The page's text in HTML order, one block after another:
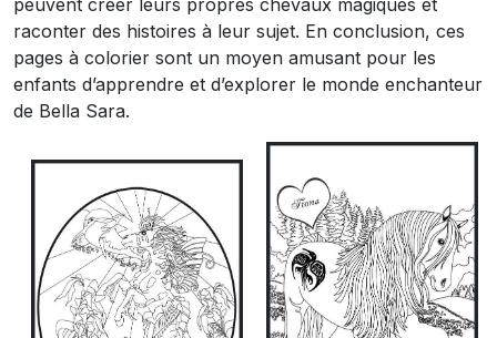
peuvent créer leurs propres chevaux magiques et
raconter des histoires à leur sujet. En conclusion, ces
pages à colorier sont un moyen amusant pour les
enfants d’apprendre et d’explorer le monde enchanteur
de Bella Sara.